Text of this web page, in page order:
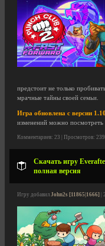
предстоит не только
мрачные тайны своей семьи.
Игра обновлена с версии
изменений можно посмотреть
Комментариев: 23 | Просмотров:
Скачать игру
полная версия
Игру добавил John2s [11865|1666] |